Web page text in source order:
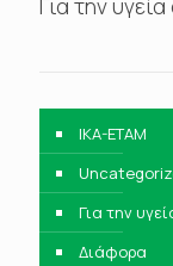
Για την
IKA-ETAM
Για την
Διάφορα